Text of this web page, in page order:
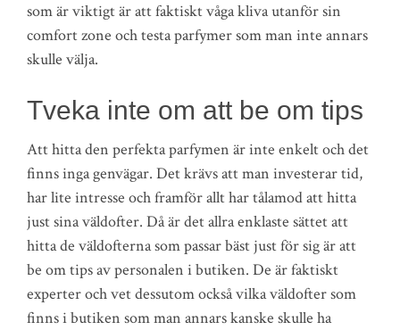
som är viktigt är att faktiskt våga kliva utanför sin
comfort zone och testa parfymer som man inte annars
skulle välja.
Tveka inte om att be om tips
Att hitta den perfekta parfymen är inte enkelt och det
finns inga genvägar. Det krävs att man investerar tid,
har lite intresse och framför allt har tålamod att hitta
just sina väldofter. Då är det allra enklaste sättet att
hitta de väldofterna som passar bäst just för sig är att
be om tips av personalen i butiken. De är faktiskt
experter och vet dessutom också vilka väldofter som
finns i butiken som man annars kanske skulle ha